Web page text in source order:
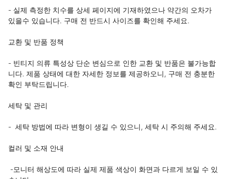
- 실제 측정한 치수를 상세 페이지에 기재하였으나 약간의 오차가
있을수 있습니다. 구매 전 반드시 사이즈를 확인해 주세요.
교환 및 반품 정책
- 빈티지 의류 특성상 단순 변심으로 인한 교환 및 반품은 불가능합
니다. 제품 상태에 대한 자세한 정보를 제공하오니, 구매 전 충분한
확인 부탁드립니다.
세탁 및 관리
-  세탁 방법에 따라 변형이 생길 수 있으니, 세탁 시 주의해 주세요.
컬러 및 소재 안내